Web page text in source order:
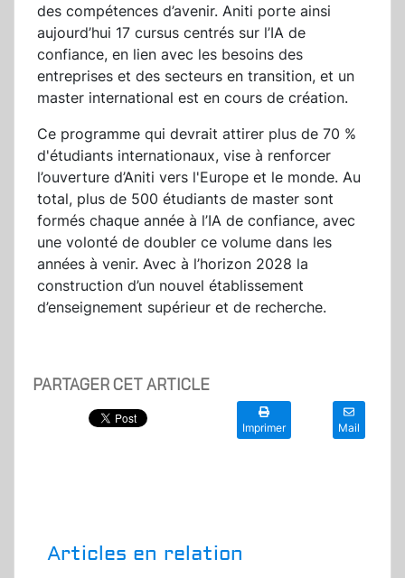
des compétences d’avenir. Aniti porte ainsi
aujourd’hui 17 cursus centrés sur l’IA de
confiance, en lien avec les besoins des
entreprises et des secteurs en transition, et un
master international est en cours de création.
Ce programme qui devrait attirer plus de 70 %
d'étudiants internationaux, vise à renforcer
l’ouverture d’Aniti vers l'Europe et le monde. Au
total, plus de 500 étudiants de master sont
formés chaque année à l’IA de confiance, avec
une volonté de doubler ce volume dans les
années à venir. Avec à l’horizon 2028 la
construction d’un nouvel établissement
d’enseignement supérieur et de recherche.
PARTAGER CET ARTICLE
Imprimer Mail
Articles en relation